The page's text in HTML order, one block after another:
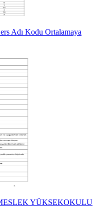
Adı Kodu Ortalamaya
YÜKSEKOKULU